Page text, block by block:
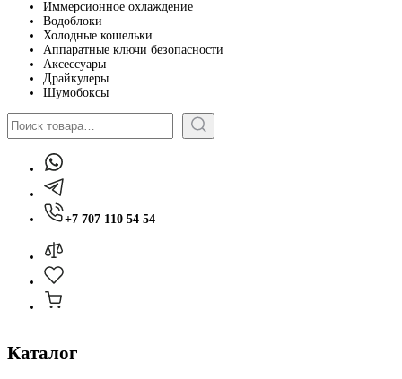
Иммерсионное охлаждение
Водоблоки
Холодные кошельки
Аппаратные ключи безопасности
Аксессуары
Драйкулеры
Шумобоксы
Поиск
+7 707 110 54 54
Каталог